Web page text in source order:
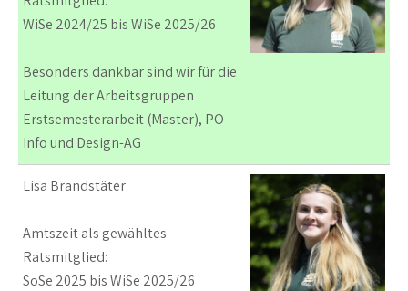
WiSe 2024/25 bis WiSe 2025/26
Besonders dankbar sind wir für die
Leitung der Arbeitsgruppen
Erstsemesterarbeit (Master), PO-
Info und Design-AG
Lisa Brandstäter
Amtszeit als gewähltes
Ratsmitglied:
SoSe 2025 bis WiSe 2025/26